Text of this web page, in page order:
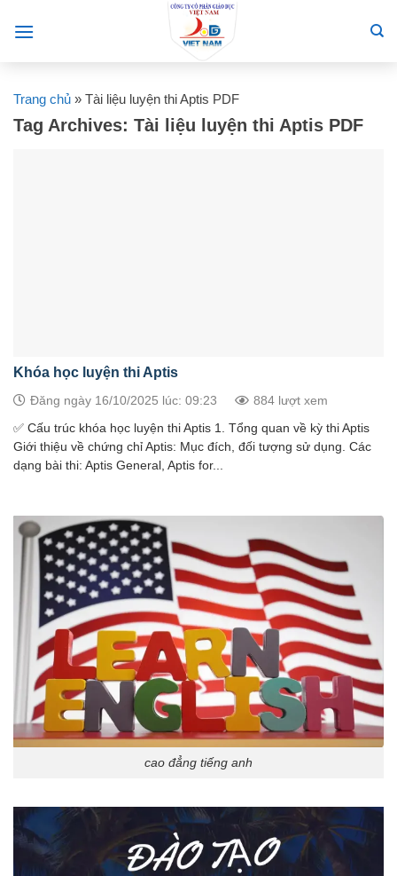
Trang chủ » Tài liệu luyện thi Aptis PDF
Tag Archives: Tài liệu luyện thi Aptis PDF
Khóa học luyện thi Aptis
Đăng ngày 16/10/2025 lúc: 09:23 884 lượt xem
✅ Cấu trúc khóa học luyện thi Aptis 1. Tổng quan về kỳ thi Aptis
Giới thiệu về chứng chỉ Aptis: Mục đích, đối tượng sử dụng. Các
dạng bài thi: Aptis General, Aptis for...
cao đẳng tiếng anh